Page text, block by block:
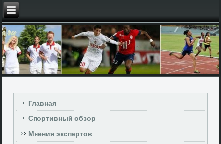
Главная
Спортивный обзор
Мнения экспертов